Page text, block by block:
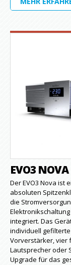
EVO3 NOVA
Der EVO3 Nova ist
absoluten
die
integriert. Das
individuell
Vorverstärker, vier
Lautsprecher oder
Upgrade für das